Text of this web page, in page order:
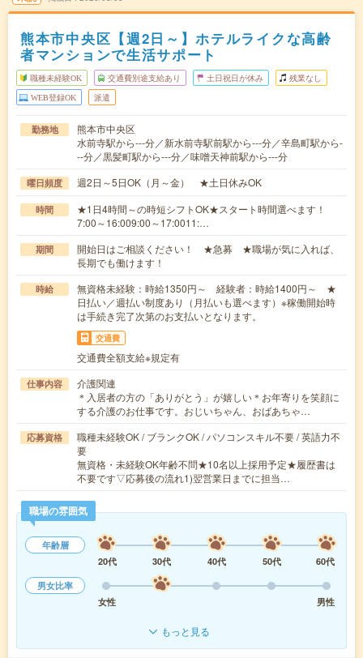
熊本市中央区【週2日～】ホテルライクな高齢
者マンションで生活サポート
職種未経験OK 交通費別途支給あり 土日祝日が休み 残業なし
WEB登録OK 派遣
勤務地
熊本市中央区
水前寺駅から---分／新水前寺駅前駅から---分／辛島町駅から-
--分／黒髪町駅から---分／味噌天神前駅から---分
曜日頻度 週2日～5日OK（月～金） ★土日休みOK
時間
★1日4時間～の時短シフトOK★スタート時間選べます！
7:00～16:009:00～17:0011:…
期間
開始日はご相談ください！ ★急募 ★職場が気に入れば、
長期でも働けます！
時給
無資格未経験：時給1350円～ 経験者：時給1400円～ ★
日払い／週払い制度あり（月払いも選べます）※稼働開始時
は手続き完了次第のお支払いとなります。
交通費
交通費全額支給※規定有
仕事内容
介護関連
＊入居者の方の「ありがとう」が嬉しい＊お年寄りを笑顔に
する介護のお仕事です。おじいちゃん、おばあちゃ…
応募資格
職種未経験OK / ブランクOK / パソコンスキル不要 / 英語力不
要
無資格・未経験OK年齢不問★10名以上採用予定★履歴書は
不要です▽応募後の流れ1)翌営業日までに担当…
職場の雰囲気
年齢層
20代
30代 40代 50代
60代
男女比率
女性
男性
もっと見る